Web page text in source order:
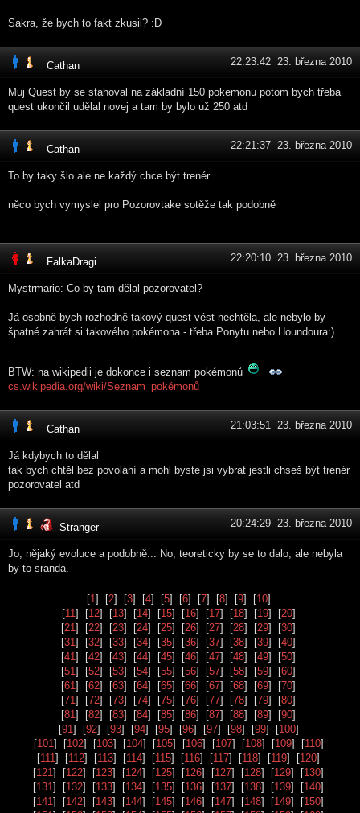
Sakra, že bych to fakt zkusil? :D
Cathan 22:23:42 23. března 2010
Muj Quest by se stahoval na základní 150 pokemonu potom bych třeba
quest ukončil udělal novej a tam by bylo už 250 atd
Cathan 22:21:37 23. března 2010
To by taky šlo ale ne každý chce být trenér
něco bych vymyslel pro Pozorovtake sotěže tak podobně
FalkaDragi 22:20:10 23. března 2010
Mystrmario: Co by tam dělal pozorovatel?
Já osobně bych rozhodně takový quest vést nechtěla, ale nebylo by
špatné zahrát si takového pokémona - třeba Ponytu nebo Houndoura:).
BTW: na wikipedii je dokonce i seznam pokémonů
cs.wikipedia.org/wiki/Seznam_pokémonů
Cathan 21:03:51 23. března 2010
Já kdybych to dělal
tak bych chtěl bez povolání a mohl byste jsi vybrat jestli chseš být trenér
pozorovatel atd
Stranger 20:24:29 23. března 2010
Jo, nějaký evoluce a podobně... No, teoreticky by se to dalo, ale nebyla
by to sranda.
[1] [2] [3] [4] [5] [6] [7] [8] [9] [10]
[11] [12] [13] [14] [15] [16] [17] [18] [19] [20]
[21] [22] [23] [24] [25] [26] [27] [28] [29] [30]
[31] [32] [33] [34] [35] [36] [37] [38] [39] [40]
[41] [42] [43] [44] [45] [46] [47] [48] [49] [50]
[51] [52] [53] [54] [55] [56] [57] [58] [59] [60]
[61] [62] [63] [64] [65] [66] [67] [68] [69] [70]
[71] [72] [73] [74] [75] [76] [77] [78] [79] [80]
[81] [82] [83] [84] [85] [86] [87] [88] [89] [90]
[91] [92] [93] [94] [95] [96] [97] [98] [99] [100]
[101] [102] [103] [104] [105] [106] [107] [108] [109] [110]
[111] [112] [113] [114] [115] [116] [117] [118] [119] [120]
[121] [122] [123] [124] [125] [126] [127] [128] [129] [130]
[131] [132] [133] [134] [135] [136] [137] [138] [139] [140]
[141] [142] [143] [144] [145] [146] [147] [148] [149] [150]